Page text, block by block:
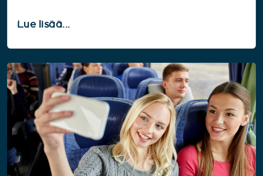
Lue lisää...